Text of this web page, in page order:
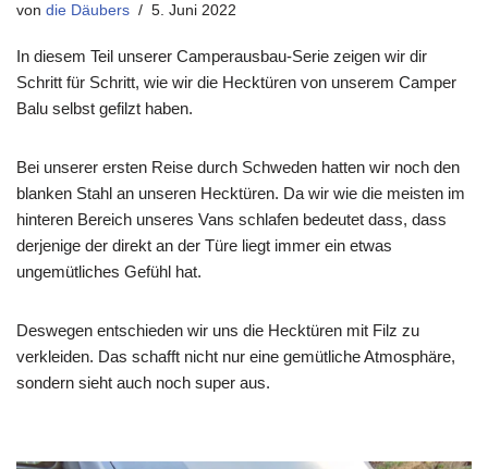
von die Däubers 5. Juni 2022
In diesem Teil unserer Camperausbau-Serie zeigen wir dir
Schritt für Schritt, wie wir die Hecktüren von unserem Camper
Balu selbst gefilzt haben.
Bei unserer ersten Reise durch Schweden hatten wir noch den
blanken Stahl an unseren Hecktüren. Da wir wie die meisten im
hinteren Bereich unseres Vans schlafen bedeutet dass, dass
derjenige der direkt an der Türe liegt immer ein etwas
ungemütliches Gefühl hat.
Deswegen entschieden wir uns die Hecktüren mit Filz zu
verkleiden. Das schafft nicht nur eine gemütliche Atmosphäre,
sondern sieht auch noch super aus.